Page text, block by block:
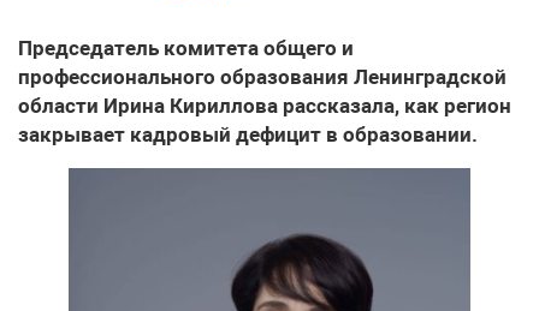
Председатель комитета общего и
профессионального образования Ленинградской
области Ирина Кириллова рассказала, как регион
закрывает кадровый дефицит в образовании.